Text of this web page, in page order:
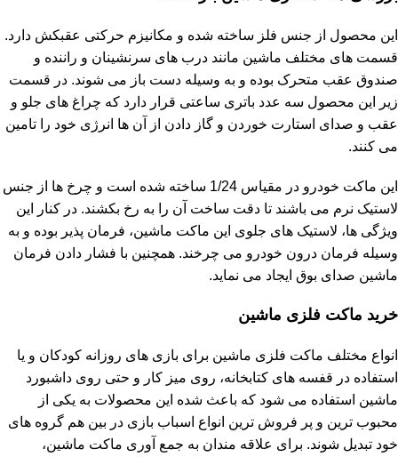
این محصول از جنس فلز ساخته شده و مکانیزم حرکتی عقبکش دارد.
قسمت های مختلف ماشین مانند درب های سرنشینان و راننده و
صندوق عقب متحرک بوده و به وسیله دست باز می شوند. در قسمت
زیر این محصول سه عدد باتری ساعتی قرار دارد که چراغ های جلو و
عقب و صدای استارت خوردن و گاز دادن از آن ها انرژی خود را تامین
می کنند.
این ماکت خودرو در مقیاس 1/24 ساخته شده است و چرخ ها از جنس
لاستیک نرم می باشند تا دقت ساخت آن را به رخ بکشند. در کنار این
ویژگی ها، لاستیک های جلوی این ماکت ماشین، فرمان پذیر بوده و به
وسیله فرمان درون خودرو می چرخند. همچنین با فشار دادن فرمان
ماشین صدای بوق ایجاد می نماید.
خرید ماکت فلزی ماشین
انواع مختلف ماکت فلزی ماشین برای بازی های روزانه کودکان و یا
استفاده در قفسه های کتابخانه، روی میز کار و حتی روی داشبورد
ماشین استفاده می شود که باعث شده این محصولات به یکی از
محبوب ترین و پر فروش ترین انواع اسباب بازی در بین هم گروه های
خود تبدیل شوند. برای علاقه مندان به جمع آوری ماکت ماشین،